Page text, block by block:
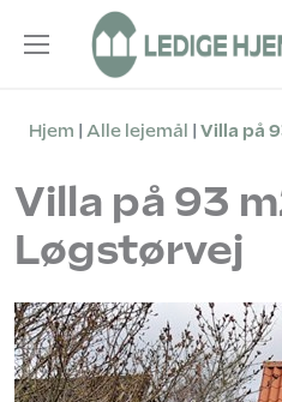
Hjem Alle lejemål Villa på
Villa på 93
Løgstørvej